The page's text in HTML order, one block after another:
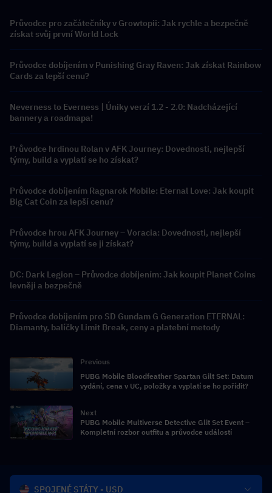
Průvodce pro začátečníky v Growtopii: Jak rychle a bezpečně
získat svůj první World Lock
Průvodce dobíjením v Punishing Gray Raven: Jak získat Rainbow
Cards za lepší cenu?
Neverness to Everness | Úniky verzí 1.2 - 2.0: Nadcházející
bannery a roadmapa!
Průvodce hrdinou Rolan v AFK Journey: Dovednosti, nejlepší
týmy, build a vyplatí se ho získat?
Průvodce dobíjením Ragnarok Mobile: Eternal Love: Jak koupit
Big Cat Coin za lepší cenu?
Průvodce hrou AFK Journey – Voracia: Dovednosti, nejlepší
týmy, build a vyplatí se ji získat?
DC: Dark Legion – Průvodce dobíjením: Jak koupit Planet Coins
levněji a bezpečně
Průvodce dobíjením pro SD Gundam G Generation ETERNAL:
Diamanty, balíčky Limit Break, ceny a platební metody
Previous
PUBG Mobile Bloodfeather Spartan Gilt Set: Datum
vydání, cena v UC, položky a vyplatí se ho pořídit?
Next
PUBG Mobile Multiverse Detective Glit Set Event –
Kompletní rozbor outfitu a průvodce událostí
SPOJENÉ STÁTY - USD